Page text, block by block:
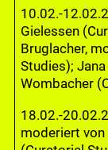
10.02.-
Gielessen
Bruglacher,
Studies);
Wombacher
18.02.-
moderiert von